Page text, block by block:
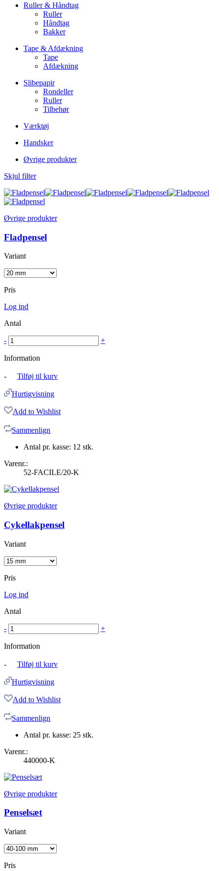
Ruller & Håndtag
Ruller
Håndtag
Bakker
Tape & Afdækning
Tape
Afdækning
Slibepapir
Rondeller
Ruller
Tilbehør
Værktøj
Handsker
Øvrige produkter
Skjul filter
Øvrige produkter
Fladpensel
Variant
Pris
Log ind
Antal
- +
Information
- Tilføj til kurv
Hurtigvisning
Add to Wishlist
Sammenlign
Antal pr. kasse: 12 stk.
Varenr.:
52-FACILE/20-K
Øvrige produkter
Cykellakpensel
Variant
Pris
Log ind
Antal
- +
Information
- Tilføj til kurv
Hurtigvisning
Add to Wishlist
Sammenlign
Antal pr. kasse: 25 stk.
Varenr.:
440000-K
Øvrige produkter
Penselsæt
Variant
Pris